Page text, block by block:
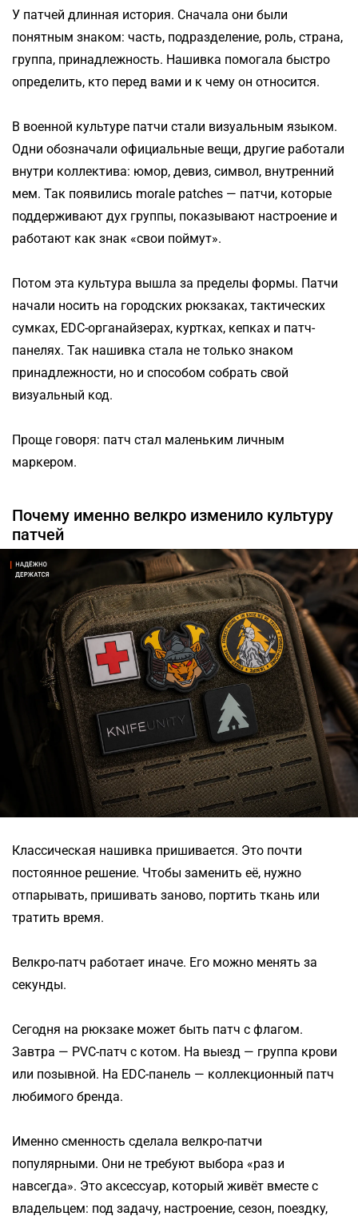
У патчей длинная история. Сначала они были
понятным знаком: часть, подразделение, роль, страна,
группа, принадлежность. Нашивка помогала быстро
определить, кто перед вами и к чему он относится.
В военной культуре патчи стали визуальным языком.
Одни обозначали официальные вещи, другие работали
внутри коллектива: юмор, девиз, символ, внутренний
мем. Так появились morale patches — патчи, которые
поддерживают дух группы, показывают настроение и
работают как знак «свои поймут».
Потом эта культура вышла за пределы формы. Патчи
начали носить на городских рюкзаках, тактических
сумках, EDC-органайзерах, куртках, кепках и патч-
панелях. Так нашивка стала не только знаком
принадлежности, но и способом собрать свой
визуальный код.
Проще говоря: патч стал маленьким личным
маркером.
Почему именно велкро изменило культуру
патчей
Классическая нашивка пришивается. Это почти
постоянное решение. Чтобы заменить её, нужно
отпарывать, пришивать заново, портить ткань или
тратить время.
Велкро-патч работает иначе. Его можно менять за
секунды.
Сегодня на рюкзаке может быть патч с флагом.
Завтра — PVC-патч с котом. На выезд — группа крови
или позывной. На EDC-панель — коллекционный патч
любимого бренда.
Именно сменность сделала велкро-патчи
популярными. Они не требуют выбора «раз и
навсегда». Это аксессуар, который живёт вместе с
владельцем: под задачу, настроение, сезон, поездку,